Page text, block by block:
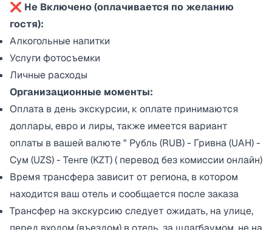
❌ Hе Включено (оплачивается по желанию
гостя):
Алкогольные напитки
Услуги фотосъемки
Личные расходы
Организационные моменты:
Оплата в день экскурсии, к оплате принимаются
доллары, евро и лиры, также имеется вариант
оплаты в вашей валюте " Рубль (RUB) - Гривна (UAH) -
Сум (UZS) - Тенге (KZT) ( перевод без комиссии онлайн)
Время трансфера зависит от региона, в котором
находится ваш отель и сообщается после заказа
Трансфер на экскурсию следует ожидать, на улице,